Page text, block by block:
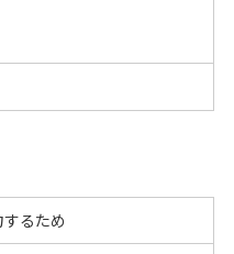
るため